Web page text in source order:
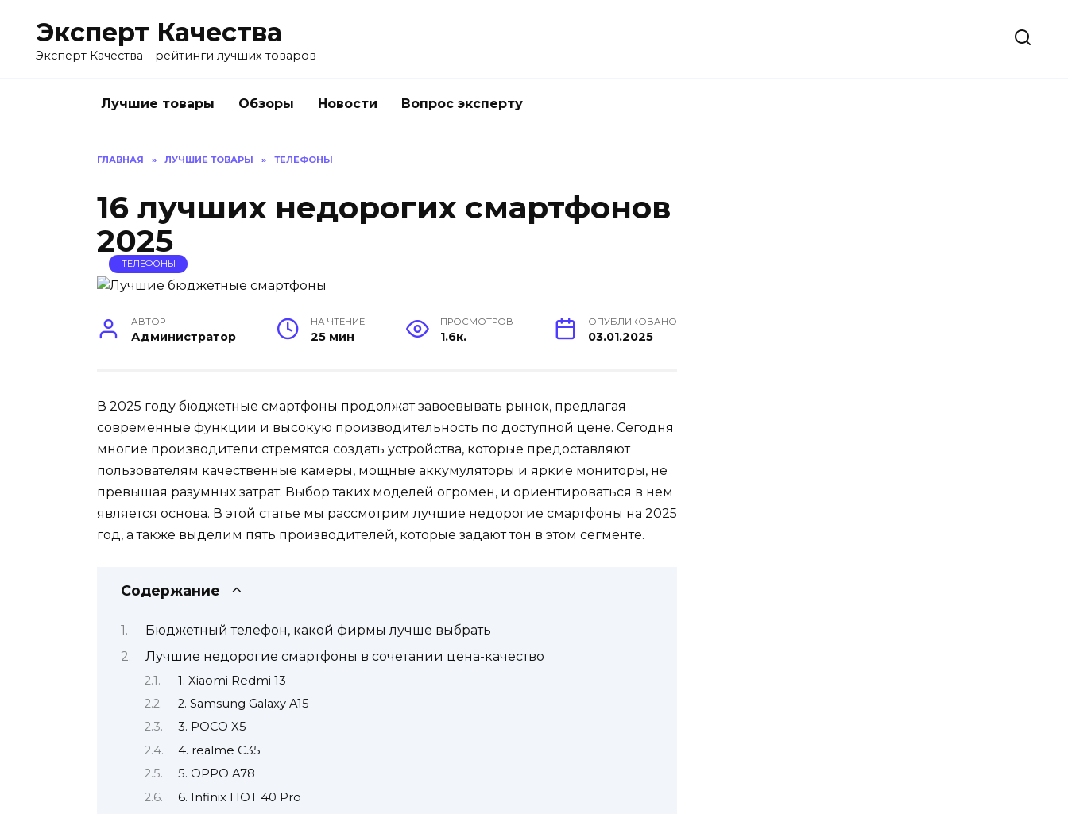
содержанию
Эксперт Качества
Эксперт Качества – рейтинги лучших товаров
Лучшие товары Обзоры Новости Вопрос эксперту
ГЛАВНАЯ » ЛУЧШИЕ ТОВАРЫ » ТЕЛЕФОНЫ
16 лучших недорогих смартфонов
2025
ТЕЛЕФОНЫ
АВТОР
Администратор
НА ЧТЕНИЕ
25 мин
ПРОСМОТРОВ
1.6к.
ОПУБЛИКОВАНО
03.01.2025
В 2025 году бюджетные смартфоны продолжат завоевывать рынок, предлагая
современные функции и высокую производительность по доступной цене. Сегодня
многие производители стремятся создать устройства, которые предоставляют
пользователям качественные камеры, мощные аккумуляторы и яркие мониторы, не
превышая разумных затрат. Выбор таких моделей огромен, и ориентироваться в нем
является основа. В этой статье мы рассмотрим лучшие недорогие смартфоны на 2025
год, а также выделим пять производителей, которые задают тон в этом сегменте.
Содержание
Бюджетный телефон, какой фирмы лучше выбрать
Лучшие недорогие смартфоны в сочетании цена-качество
1. Xiaomi Redmi 13
2. Samsung Galaxy A15
3. POCO X5
4. realme C35
5. OPPO A78
6. Infinix HOT 40 Pro